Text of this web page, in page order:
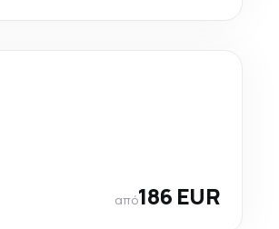
από186 EUR